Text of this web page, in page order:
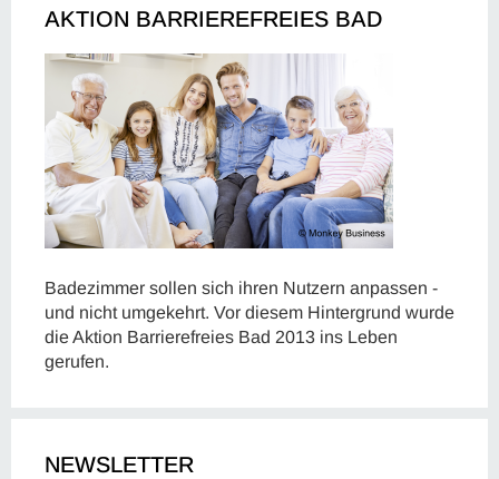
AKTION BARRIEREFREIES BAD
Badezimmer sollen sich ihren Nutzern anpassen -
und nicht umgekehrt. Vor diesem Hintergrund wurde
die Aktion Barrierefreies Bad 2013 ins Leben
gerufen.
NEWSLETTER